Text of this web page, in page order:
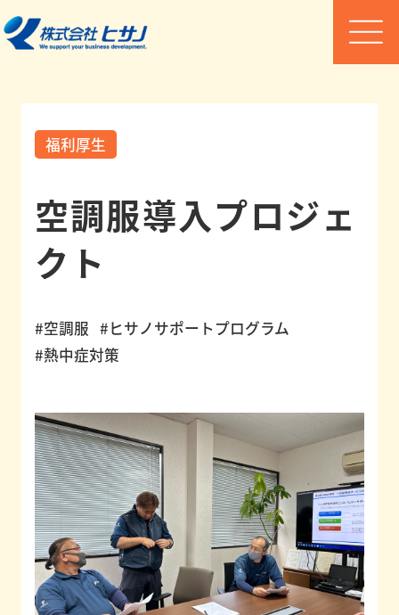
社
紹
介
ヒ
を
知
る
福
利
厚
生
福利厚生
空調服導入プロジェ
クト
#空調服 #ヒサノサポートプログラム
#熱中症対策